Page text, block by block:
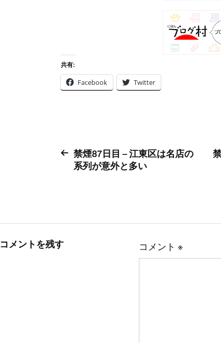
共有:
Facebook Twitter
禁煙87日目 – 江東区は名店の
系列が意外と多い
コメントを残す コメント ※